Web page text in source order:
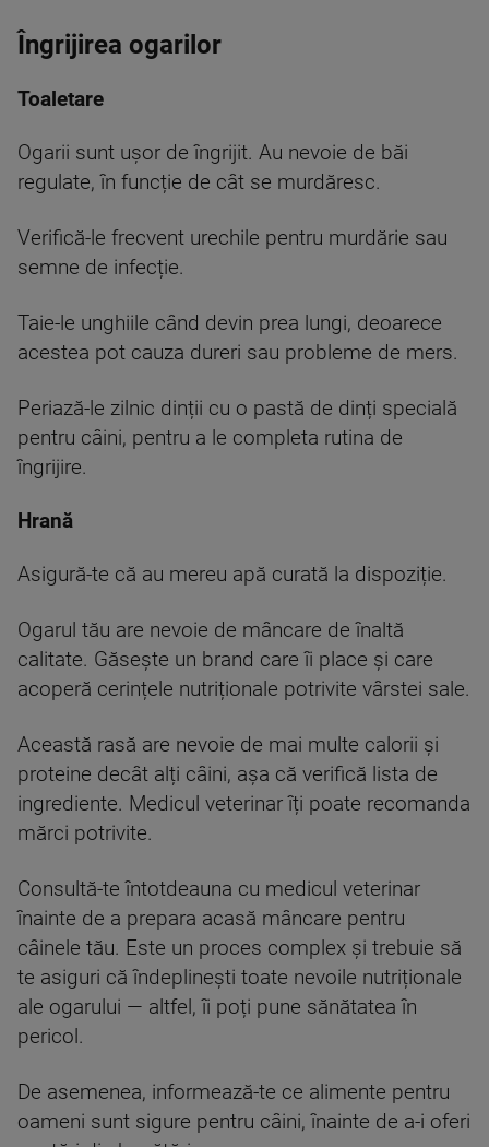
Îngrijirea ogarilor
Toaletare
Ogarii sunt ușor de îngrijit. Au nevoie de băi
regulate, în funcție de cât se murdăresc.
Verifică-le frecvent urechile pentru murdărie sau
semne de infecție.
Taie-le unghiile când devin prea lungi, deoarece
acestea pot cauza dureri sau probleme de mers.
Periază-le zilnic dinții cu o pastă de dinți specială
pentru câini, pentru a le completa rutina de
îngrijire.
Hrană
Asigură-te că au mereu apă curată la dispoziție.
Ogarul tău are nevoie de mâncare de înaltă
calitate. Găsește un brand care îi place și care
acoperă cerințele nutriționale potrivite vârstei sale.
Această rasă are nevoie de mai multe calorii și
proteine decât alți câini, așa că verifică lista de
ingrediente. Medicul veterinar îți poate recomanda
mărci potrivite.
Consultă-te întotdeauna cu medicul veterinar
înainte de a prepara acasă mâncare pentru
câinele tău. Este un proces complex și trebuie să
te asiguri că îndeplinești toate nevoile nutriționale
ale ogarului — altfel, îi poți pune sănătatea în
pericol.
De asemenea, informează-te ce alimente pentru
oameni sunt sigure pentru câini, înainte de a-i oferi